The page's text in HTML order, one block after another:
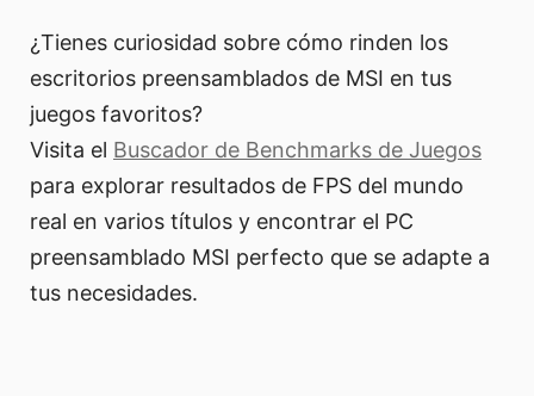
¿Tienes curiosidad sobre cómo rinden los
escritorios preensamblados de MSI en tus
juegos favoritos?
Visita el Buscador de Benchmarks de Juegos
para explorar resultados de FPS del mundo
real en varios títulos y encontrar el PC
preensamblado MSI perfecto que se adapte a
tus necesidades.